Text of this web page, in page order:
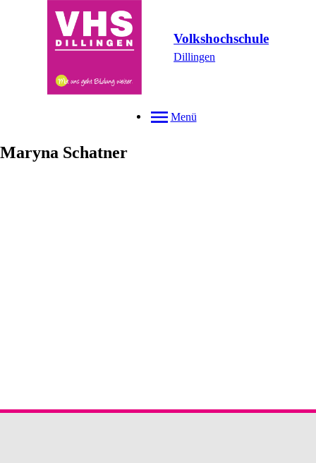
Volkshochschule
Dillingen
Menü
Maryna Schatner